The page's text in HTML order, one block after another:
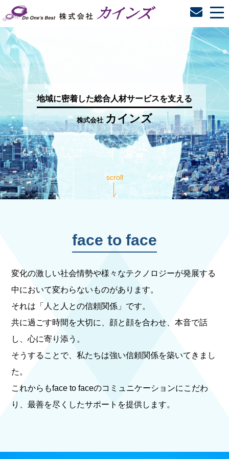
地域に密着した総合人材サービスを支える
株式会社 カインズ
scroll
face to face
変化の激しい社会情勢や様々なテクノロジーが発展する
中において変わらないものがあります。
それは「人と人との信頼関係」です。
共に過ごす時間を大切に、顔と顔を合わせ、本音で話
し、心に寄り添う。
そうすることで、私たちは強い信頼関係を築いてきまし
た。
これからもface to faceのコミュニケーションにこだわ
り、最善を尽くしたサポートを提供します。